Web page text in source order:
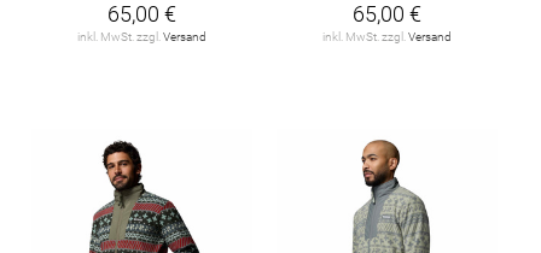
65,00 €
inkl. MwSt. zzgl.Versand
65,00 €
inkl. MwSt. zzgl.Versand